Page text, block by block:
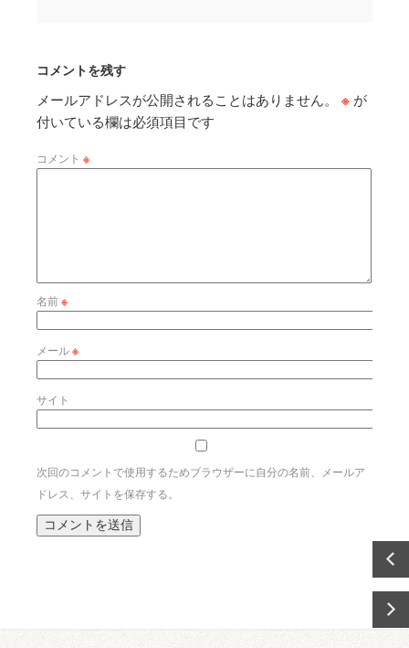
コメントを残す
メールアドレスが公開されることはありません。 ※ が
付いている欄は必須項目です
コメント ※
名前※
メール※
サイト
次回のコメントで使用するためブラウザーに自分の名前、メールア
ドレス、サイトを保存する。